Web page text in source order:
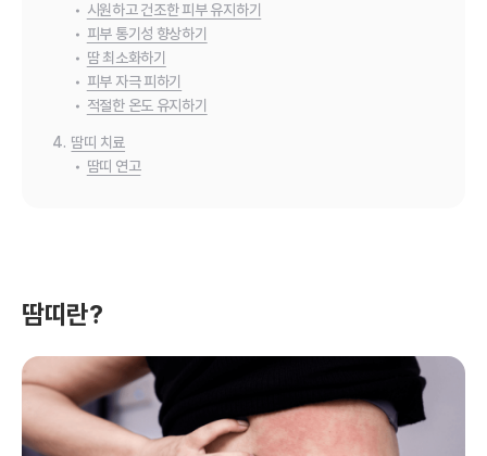
• 시원하고 건조한 피부 유지하기
• 피부 통기성 향상하기
• 땀 최소화하기
• 피부 자극 피하기
• 적절한 온도 유지하기
4. 땀띠 치료
• 땀띠 연고
땀띠란?